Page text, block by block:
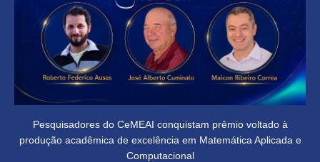
Pesquisadores do CeMEAI conquistam prêmio voltado à
produção acadêmica de excelência em Matemática Aplicada e
Computacional